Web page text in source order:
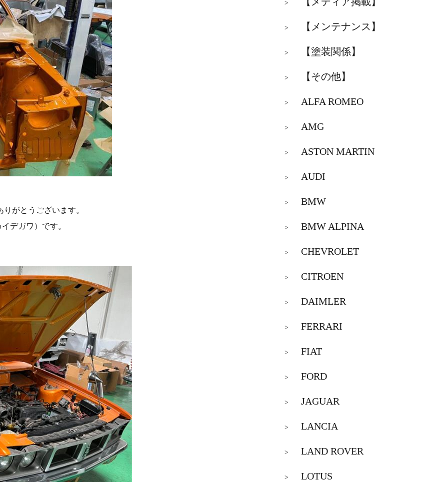
がとうございます。
デガワ）です。
>
> 【メンテナンス】
> 【塗装関係】
> 【その他】
> ALFA ROMEO
> AMG
> ASTON MARTIN
> AUDI
> BMW
> BMW ALPINA
> CHEVROLET
> CITROEN
> DAIMLER
> FERRARI
> FIAT
> FORD
> JAGUAR
> LANCIA
> LAND ROVER
> LOTUS